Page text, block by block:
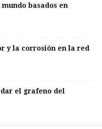
basados en
y la corrosión en la red
el grafeno del